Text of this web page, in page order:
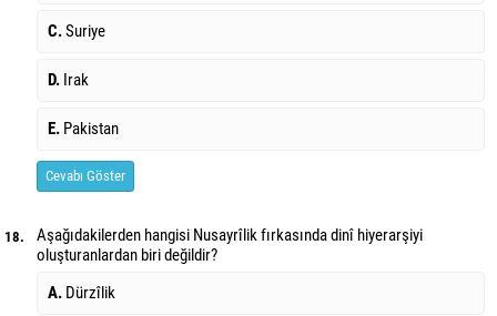
C.Suriye
D. Irak
E. Pakistan
Cevabı Göster
18.
Aşağıdakilerden hangisi Nusayrîlik fırkasında dinî hiyerarşiyi
oluşturanlardan biri değildir?
A. Dürzîlik